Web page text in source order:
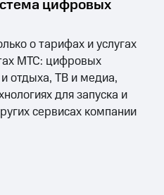
цифровых
о тарифах и услугах
МТС: цифровых
отдыха, ТВ и медиа,
для запуска и
сервисах компании